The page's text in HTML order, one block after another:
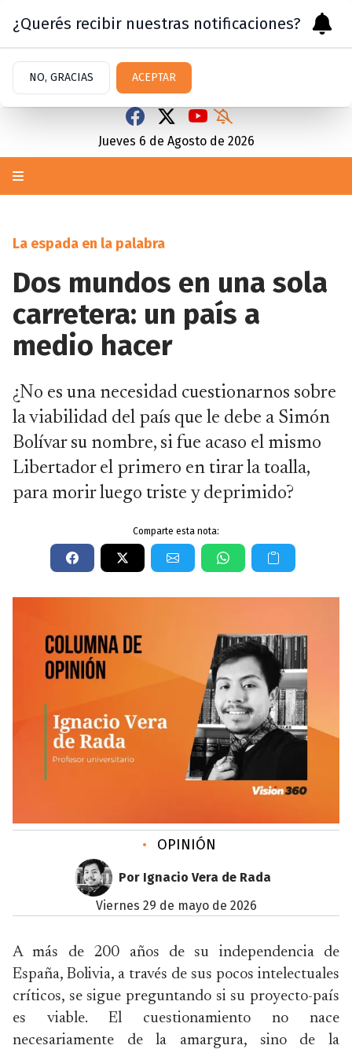
Jueves 6 de Agosto de 2026
La espada en la palabra
Dos mundos en una sola
carretera: un país a
medio hacer
¿No es una necesidad cuestionarnos sobre
la viabilidad del país que le debe a Simón
Bolívar su nombre, si fue acaso el mismo
Libertador el primero en tirar la toalla,
para morir luego triste y deprimido?
Comparte esta nota:
• OPINIÓN
Por Ignacio Vera de Rada
viernes 29 de mayo de 2026
A más de 200 años de su independencia de
España, Bolivia, a través de sus pocos intelectuales
críticos, se sigue preguntando si su proyecto-país
es viable. El cuestionamiento no nace
necesariamente de la amargura, sino de la
¿Querés recibir nuestras notificaciones?
NO, GRACIAS ACEPTAR